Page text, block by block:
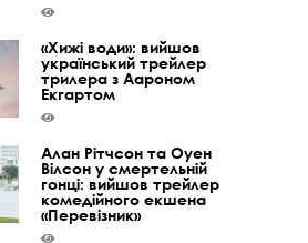
«Хижі води»: вийшов
український трейлер
трилера з Аароном
Екгартом
Алан Рітчсон та Оуен
Вілсон у смертельній
гонці: вийшов трейлер
комедійного екшена
«Перевізник»